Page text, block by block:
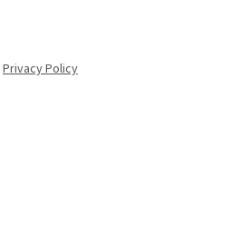
Privacy Policy